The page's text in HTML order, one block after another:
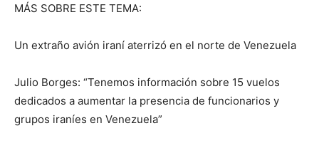
MÁS SOBRE ESTE TEMA:
Un extraño avión iraní aterrizó en el norte de Venezuela
Julio Borges: “Tenemos información sobre 15 vuelos
dedicados a aumentar la presencia de funcionarios y
grupos iraníes en Venezuela”